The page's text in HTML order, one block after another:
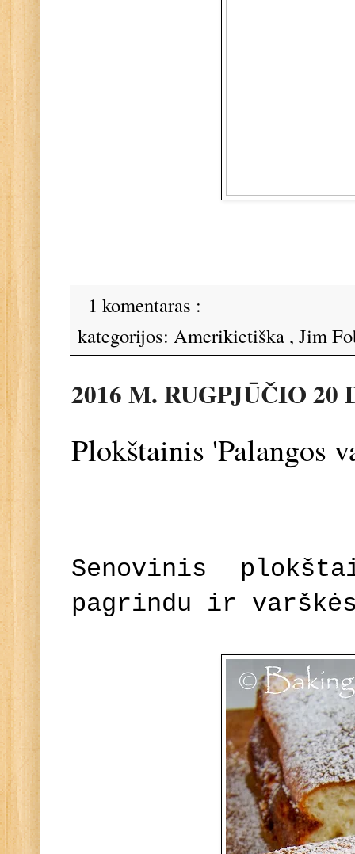
1 komentaras :
kategorijos: Amerikietiška , Jim
2016 M. RUGPJŪČIO 20
Plokštainis 'Palangos
Senovinis
pagrindu ir